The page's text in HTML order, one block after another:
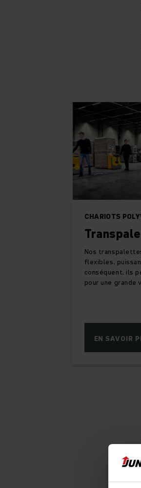
CHARIOTS
Nos
flexibles,
conséquent, ils
pour une grande
EN SAVOIR